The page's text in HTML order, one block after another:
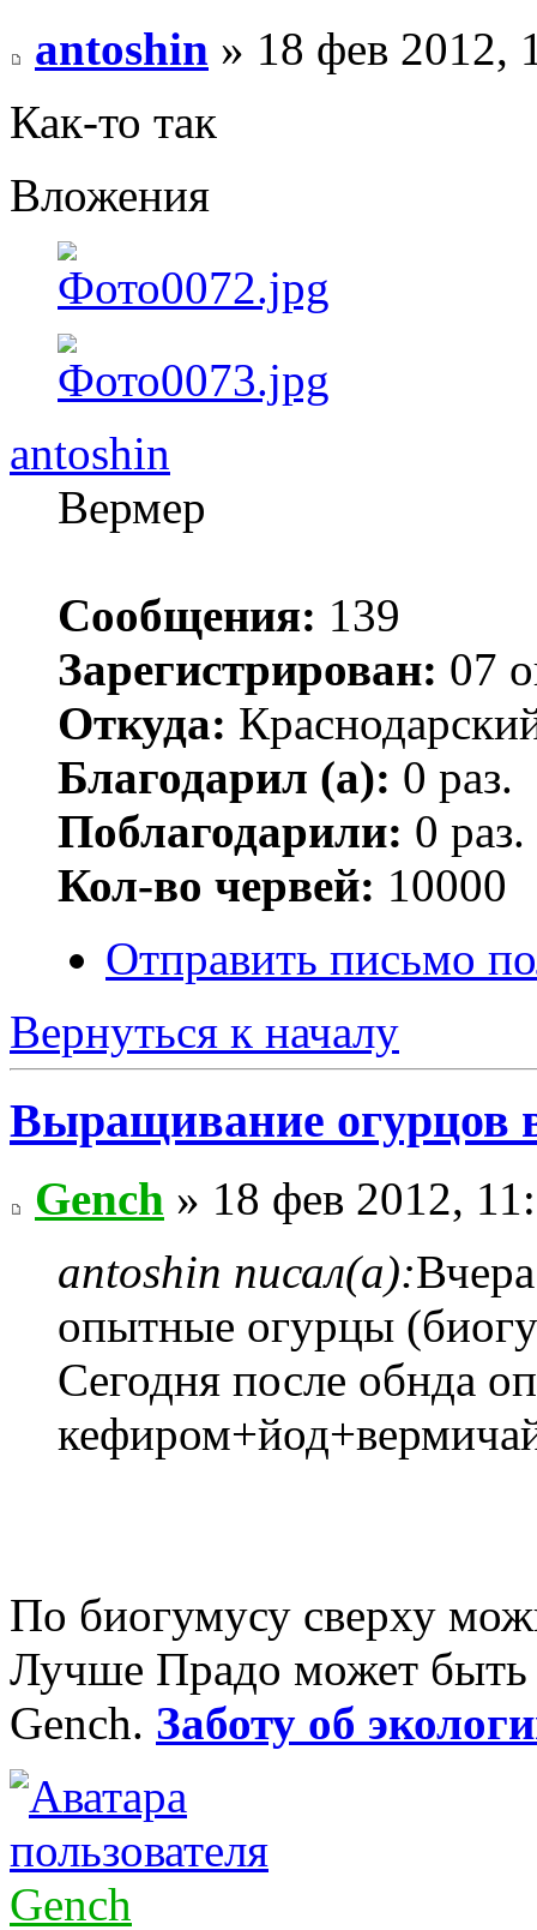
antoshin » 18 фев 2012,
Как-то так
Вложения
antoshin
Вермер
Сообщения: 139
Зарегистрирован: 07
Откуда:
Благодарил (а): 0 раз.
Поблагодарили: 0 раз.
Кол-во червей: 10000
Отправить письмо
Вернуться к началу
Выращивание огурцов
Gench » 18 фев 2012,
antoshin писал(а):
опытные огурцы
Сегодня после обнда
По биогумусу сверху
Лучше Прадо может
Gench. Заботу об
Gench